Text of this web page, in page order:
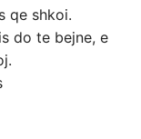
qe shkoi.
do te bejne, e